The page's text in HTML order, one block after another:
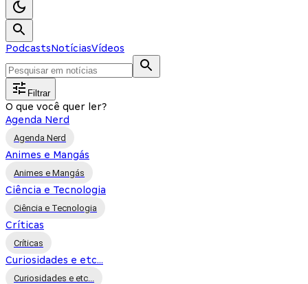
PodcastsNotíciasVídeos
Filtrar
O que você quer ler?
Agenda Nerd
Agenda Nerd
Animes e Mangás
Animes e Mangás
Ciência e Tecnologia
Ciência e Tecnologia
Críticas
Críticas
Curiosidades e etc...
Curiosidades e etc...